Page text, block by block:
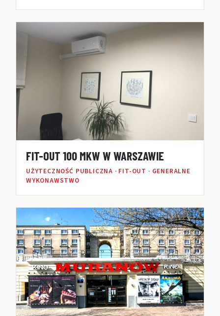
FIT-OUT 100 MKW W WARSZAWIE
UŻYTECZNOŚĆ PUBLICZNA · FIT-OUT · GENERALNE
WYKONAWSTWO